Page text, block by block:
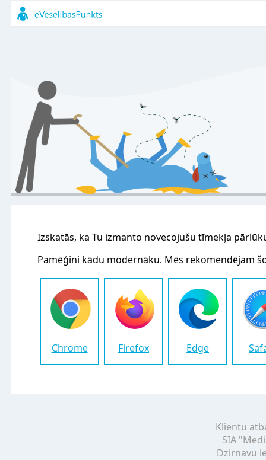
Izskatās, ka Tu izmanto novecojušu tīmekļa
Pamēģini kādu modernāku. Mēs rekomendējam
Chrome Firefox Edge
Klientu
SIA
Dzirnavu